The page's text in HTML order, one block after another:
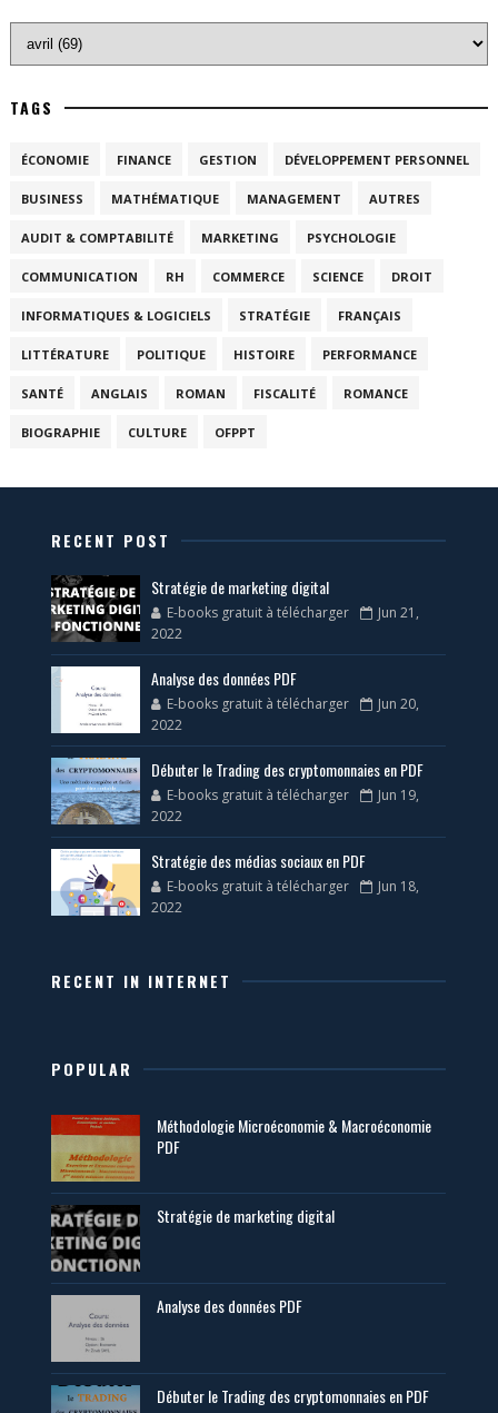
TAGS
ÉCONOMIE FINANCE GESTION DÉVELOPPEMENT PERSONNEL
BUSINESS MATHÉMATIQUE MANAGEMENT AUTRES
AUDIT & COMPTABILITÉ MARKETING PSYCHOLOGIE
COMMUNICATION RH COMMERCE SCIENCE DROIT
INFORMATIQUES & LOGICIELS STRATÉGIE FRANÇAIS
LITTÉRATURE POLITIQUE HISTOIRE PERFORMANCE
SANTÉ ANGLAIS ROMAN FISCALITÉ ROMANCE
BIOGRAPHIE CULTURE OFPPT
RECENT POST
Stratégie de marketing digital
E-books gratuit à télécharger
Jun 21,
2022
Analyse des données PDF
E-books gratuit à télécharger
Jun 20,
2022
Débuter le Trading des cryptomonnaies en PDF
E-books gratuit à télécharger
Jun 19,
2022
Stratégie des médias sociaux en PDF
E-books gratuit à télécharger
Jun 18,
2022
RECENT IN INTERNET
POPULAR
Méthodologie Microéconomie & Macroéconomie
PDF
Stratégie de marketing digital
Analyse des données PDF
Débuter le Trading des cryptomonnaies en PDF